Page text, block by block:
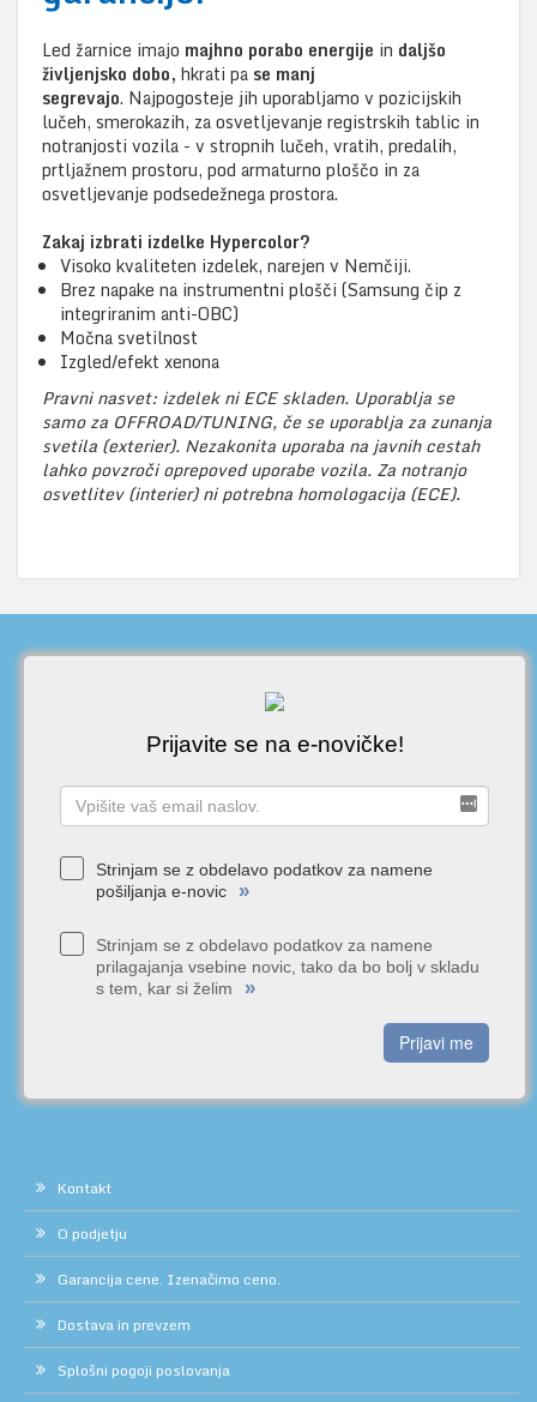
Led žarnice imajo majhno porabo energije in daljšo
življenjsko dobo, hkrati pa se manj
segrevajo. Najpogosteje jih uporabljamo v pozicijskih
lučeh, smerokazih, za osvetljevanje registrskih tablic in
notranjosti vozila - v stropnih lučeh, vratih, predalih,
prtljažnem prostoru, pod armaturno ploščo in za
osvetljevanje podsedežnega prostora.
Zakaj izbrati izdelke Hypercolor?
Visoko kvaliteten izdelek, narejen v Nemčiji.
Brez napake na instrumentni plošči (Samsung čip z
integriranim anti-OBC)
Močna svetilnost
Izgled/efekt xenona
Pravni nasvet: izdelek ni ECE skladen. Uporablja se
samo za OFFROAD/TUNING, če se uporablja za zunanja
svetila (exterier). Nezakonita uporaba na javnih cestah
lahko povzroči oprepoved uporabe vozila. Za notranjo
osvetlitev (interier) ni potrebna homologacija (ECE).
Prijavite se na e-novičke!
Strinjam se z obdelavo podatkov za namene
pošiljanja e-novic
»
Strinjam se z obdelavo podatkov za namene
prilagajanja vsebine novic, tako da bo bolj v skladu
s tem, kar si želim
»
Prijavi me
Kontakt
O podjetju
Garancija cene. Izenačimo ceno.
Dostava in prevzem
Splošni pogoji poslovanja